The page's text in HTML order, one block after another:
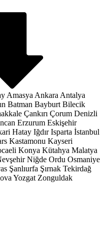
Amasya Ankara Antalya
Batman Bayburt Bilecik
Çankırı Çorum Denizli
Erzurum Eskişehir
Hatay Iğdır Isparta İstanbul
Kastamonu Kayseri
Konya Kütahya Malatya
Niğde Ordu Osmaniye
Şanlıurfa Şırnak Tekirdağ
Yozgat Zonguldak